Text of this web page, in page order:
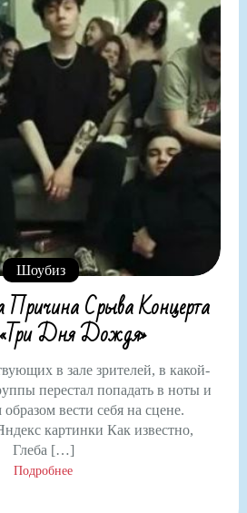
Шоубиз
Причина Срыва Концерта
Дня Дождя»
в зале зрителей, в какой-
перестал попадать в ноты и
вести себя на сцене.
картинки Как известно,
Глеба […]
Подробнее